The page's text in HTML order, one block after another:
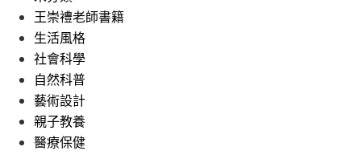
王崇禮老師書籍
生活風格
社會科學
自然科普
藝術設計
親子教養
醫療保健